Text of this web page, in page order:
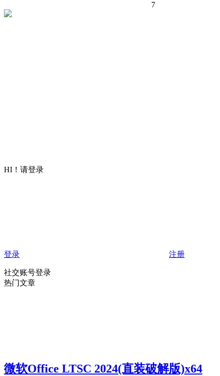
7
HI！请登录
登录 注册
社交账号登录
热门文章
微软Office LTSC 2024(直装破解版)x64